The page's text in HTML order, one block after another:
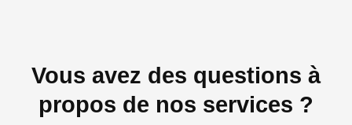
Vous avez des questions à
propos de nos services ?